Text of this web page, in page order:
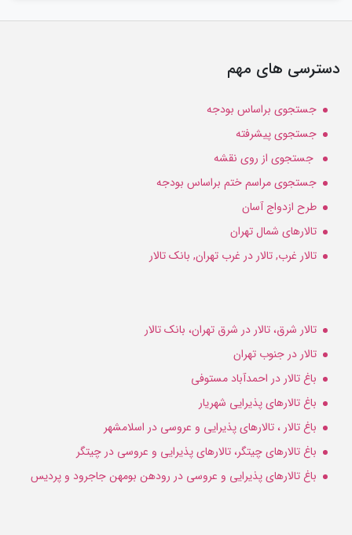
دسترسی های مهم
جستجوی براساس بودجه
جستجوی پیشرفته
جستجوی از روی نقشه
جستجوی مراسم ختم براساس بودجه
طرح ازدواج آسان
تالارهای شمال تهران
تالار غرب, تالار در غرب تهران, بانک تالار
تالار شرق، تالار در شرق تهران، بانک تالار
تالار در جنوب تهران
باغ تالار در احمدآباد مستوفی
باغ تالارهای پذیرایی شهریار
باغ تالار ، تالارهای پذیرایی و عروسی در اسلامشهر
باغ تالارهای چیتگر، تالارهای پذیرایی و عروسی در چیتگر
باغ تالارهای پذیرایی و عروسی در رودهن بومهن جاجرود و پردیس